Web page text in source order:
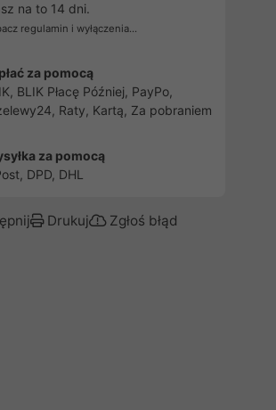
na to 14 dni.
regulamin i wyłączenia...
za pomocą
BLIK Płacę Później, PayPo,
Raty, Kartą, Za pobraniem
za pomocą
DPD, DHL
Drukuj Zgłoś błąd